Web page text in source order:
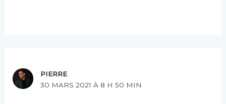
PIERRE
30 MARS 2021 À 8 H 50 MIN